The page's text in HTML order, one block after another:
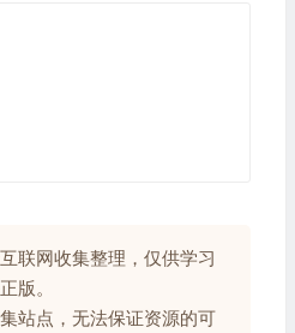
联网收集整理，仅供学习
版。
站点，无法保证资源的可